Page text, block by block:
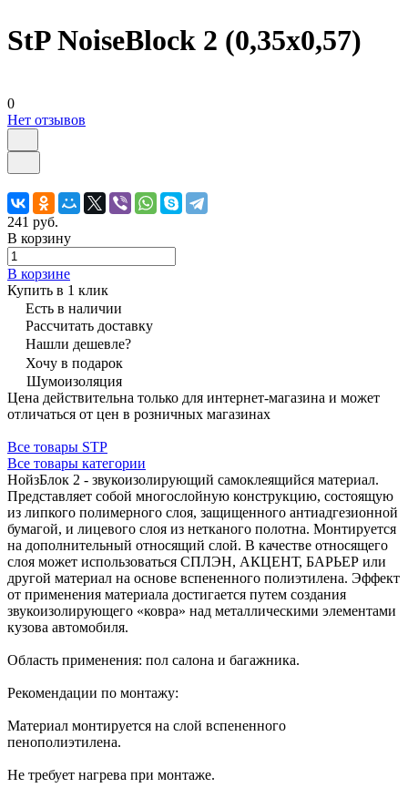
StP NoiseBlock 2 (0,35х0,57)
0
Нет отзывов
241 руб.
В корзину
В корзине
Купить в 1 клик
Есть в наличии
Рассчитать доставку
Нашли дешевле?
Хочу в подарок
Шумоизоляция
Цена действительна только для интернет-магазина и может
отличаться от цен в розничных магазинах
Все товары STP
Все товары категории
НойзБлок 2 - звукоизолирующий самоклеящийся материал.
Представляет собой многослойную конструкцию, состоящую
из липкого полимерного слоя, защищенного антиадгезионной
бумагой, и лицевого слоя из нетканого полотна. Монтируется
на дополнительный относящий слой. В качестве относящего
слоя может использоваться СПЛЭН, АКЦЕНТ, БАРЬЕР или
другой материал на основе вспененного полиэтилена. Эффект
от применения материала достигается путем создания
звукоизолирующего «ковра» над металлическими элементами
кузова автомобиля.
Область применения: пол салона и багажника.
Рекомендации по монтажу:
Материал монтируется на слой вспененного
пенополиэтилена.
Не требует нагрева при монтаже.